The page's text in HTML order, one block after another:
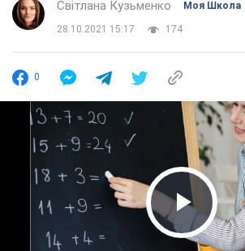
Світлана Кузьменко Моя Школа
28.10.2021 15:17 174
0
Play